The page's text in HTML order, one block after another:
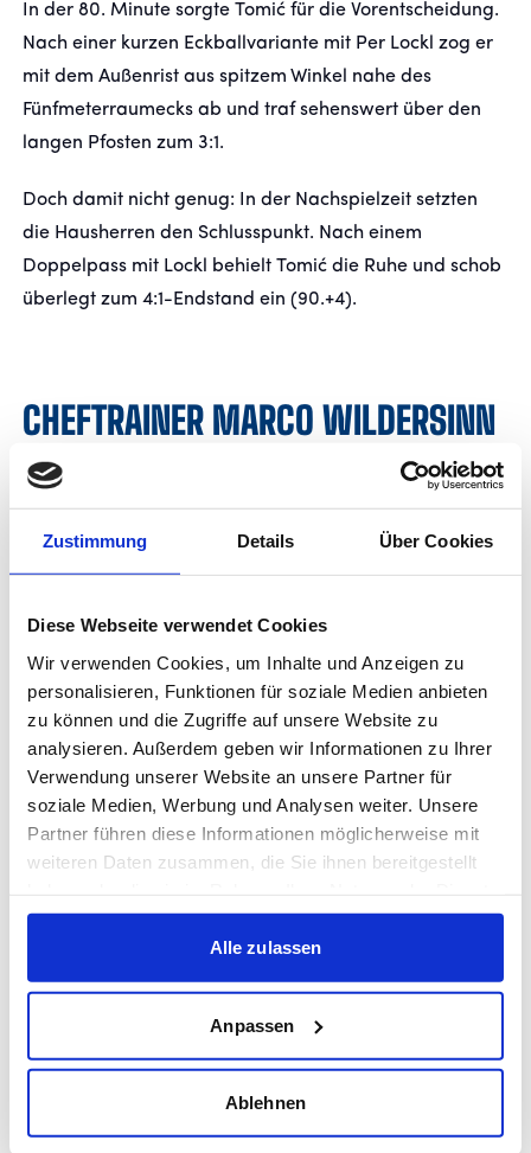
Zustimmung Details Über Cookies
Diese Webseite verwendet Cookies
Wir verwenden Cookies, um Inhalte und Anzeigen zu
personalisieren, Funktionen für soziale Medien anbieten
zu können und die Zugriffe auf unsere Website zu
analysieren. Außerdem geben wir Informationen zu Ihrer
Verwendung unserer Website an unsere Partner für
soziale Medien, Werbung und Analysen weiter. Unsere
Partner führen diese Informationen möglicherweise mit
weiteren Daten zusammen, die Sie ihnen bereitgestellt
gesammelt haben.
Alle zulassen
Anpassen
Ablehnen
In der 80. Minute sorgte Tomić für die Vorentscheidung.
Nach einer kurzen Eckballvariante mit Per Lockl zog er
mit dem Außenrist aus spitzem Winkel nahe des
Fünfmeterraumecks ab und traf sehenswert über den
langen Pfosten zum 3:1.
Doch damit nicht genug: In der Nachspielzeit setzten
die Hausherren den Schlusspunkt. Nach einem
Doppelpass mit Lockl behielt Tomić die Ruhe und schob
überlegt zum 4:1-Endstand ein (90.+4).
CHEFTRAINER MARCO WILDERSINN
LOBT TEAMLEISTUNG
Er zeigte sich nach dem Spiel sehr zufrieden mit der
geschlossene Mannschaftsleistung, deren Basis sehr viel
Wille, sehr viel Energie und sehr viel Intensität gegen
den Ball war“, erklärte Wildersinn nach dem Abpfiff.
Vor allem das aggressive Pressing und die zahlreichen
Ballgewinne haben seiner Mannschaft geholfen, immer
wieder gefährlich zu werden. „Wir haben bis zur 94.
Minute hoch gepresst, den Gegner immer wieder unter
den zweiten Bällen.“
Auch offensiv hat sein Team viele richtige
gespielt, die Tiefe gesucht und die Bälle scharf in die
Box gebracht. So haben wir torgefährliche Situationen